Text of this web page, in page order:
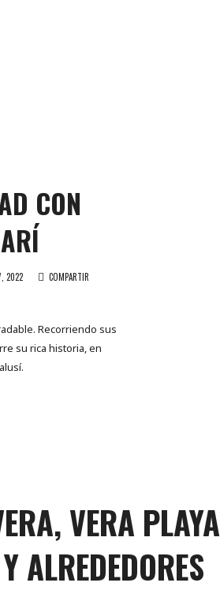
CON
2022 COMPARTIR
Recorriendo sus
su rica historia, en
VERA PLAYA
Y ALREDEDORES